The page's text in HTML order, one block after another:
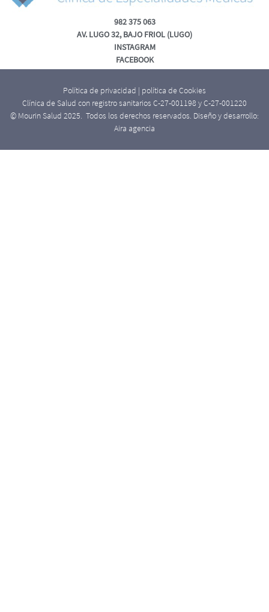
982 375 063
AV. LUGO 32, BAJO FRIOL (LUGO)
INSTAGRAM
FACEBOOK
Política de privacidad | política de Cookies
Clínica de Salud con registro sanitarios C-27-001198 y C-27-001220
© Mourin Salud 2025. Todos los derechos reservados. Diseño y desarrollo:
Aira agencia